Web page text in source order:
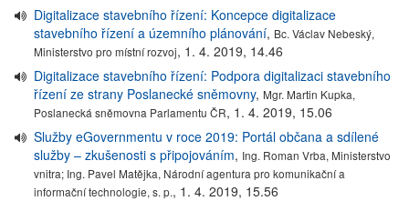
Digitalizace stavebního řízení: Koncepce digitalizace
stavebního řízení a územního plánování, Bc. Václav Nebeský,
Ministerstvo pro místní rozvoj, 1. 4. 2019, 14.46
Digitalizace stavebního řízení: Podpora digitalizaci stavebního
řízení ze strany Poslanecké sněmovny, Mgr. Martin Kupka,
Poslanecká sněmovna Parlamentu ČR, 1. 4. 2019, 15.06
Služby eGovernmentu v roce 2019: Portál občana a sdílené
služby – zkušenosti s připojováním, Ing. Roman Vrba, Ministerstvo
vnitra; Ing. Pavel Matějka, Národní agentura pro komunikační a
informační technologie, s. p., 1. 4. 2019, 15.56